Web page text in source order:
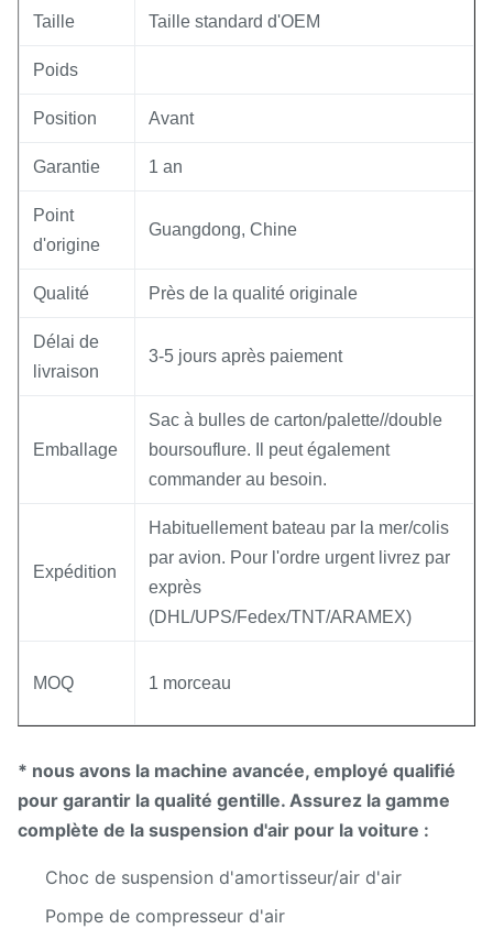
Taille Taille standard d'OEM
Poids
Position Avant
Garantie 1 an
Point
d'origine
Guangdong, Chine
Qualité Près de la qualité originale
Délai de
livraison
3-5 jours après paiement
Emballage
Sac à bulles de carton/palette//double
boursouflure. Il peut également
commander au besoin.
Expédition
Habituellement bateau par la mer/colis
par avion. Pour l'ordre urgent livrez par
exprès
(DHL/UPS/Fedex/TNT/ARAMEX)
MOQ 1 morceau
* nous avons la machine avancée, employé qualifié
pour garantir la qualité gentille. Assurez la gamme
complète de la suspension d'air pour la voiture :
Choc de suspension d'amortisseur/air d'air
Pompe de compresseur d'air